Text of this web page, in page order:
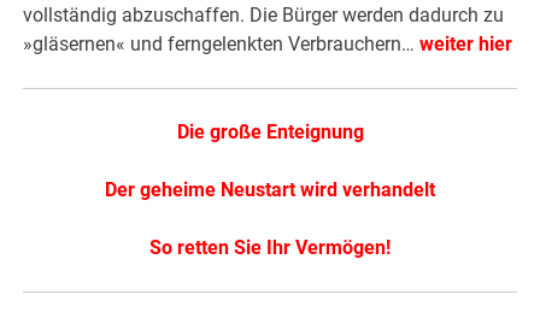
vollständig abzuschaffen. Die Bürger werden dadurch zu
»gläsernen« und ferngelenkten Verbrauchern…weiter hier
Die große Enteignung
Der geheime Neustart wird verhandelt
So retten Sie Ihr Vermögen!